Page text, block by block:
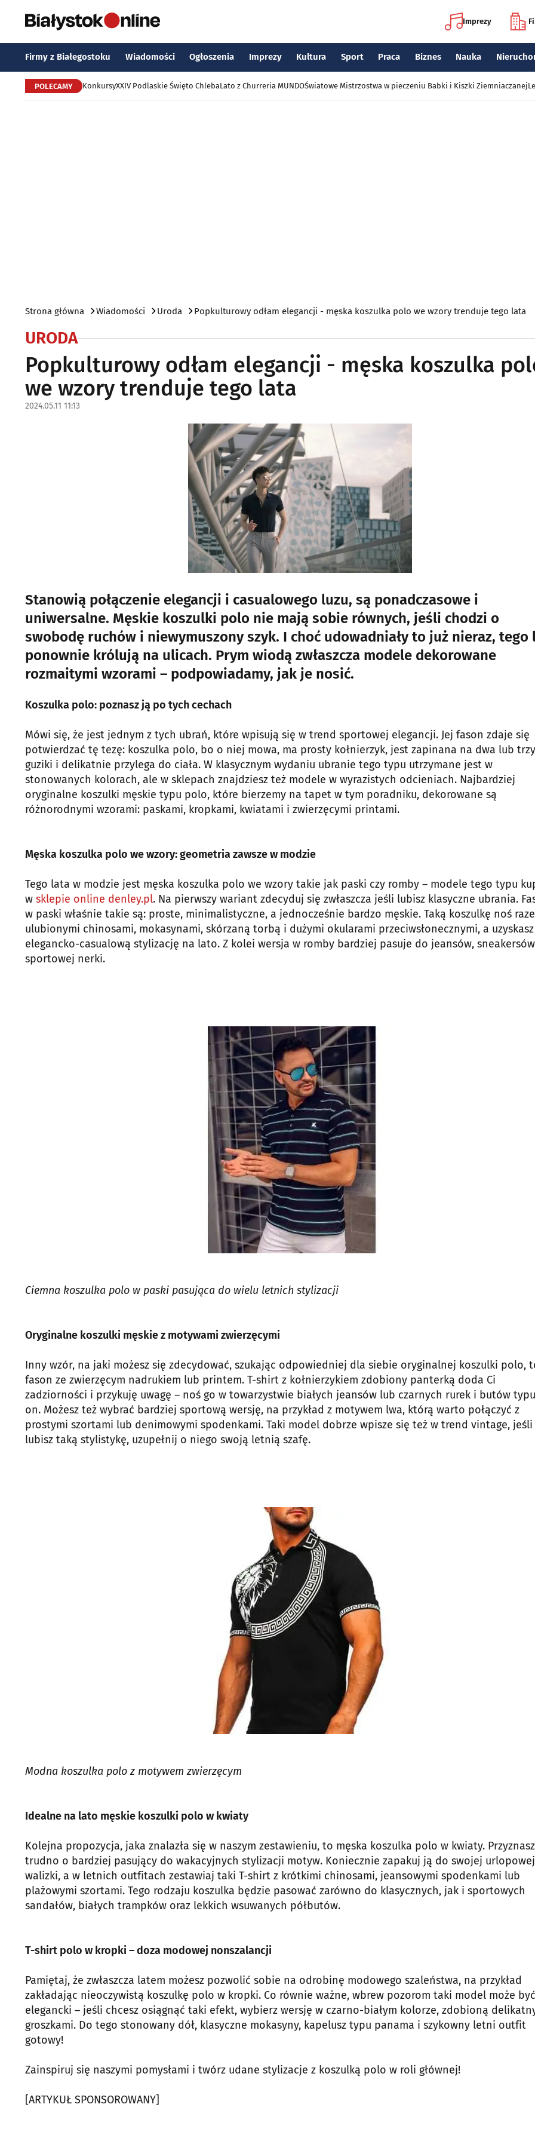
Imprezy
Firmy z Białegostoku Wiadomości Ogłoszenia Imprezy Kultura Sport Praca Biznes Nauka
POLECAMY KonkursyXXIV Podlaskie Święto ChlebaLato z Churreria MUNDOŚwiatowe Mistrzostwa w pieczeniu Babki i Kiszki Ziemniaczanej
Strona główna Wiadomości Uroda Popkulturowy odłam elegancji - męska koszulka polo we wzory trenduje tego lata
URODA
Popkulturowy odłam elegancji - męska koszulka
we wzory trenduje tego lata
2024.05.11 11:13
Stanowią połączenie elegancji i casualowego luzu, są ponadczasowe i
uniwersalne. Męskie koszulki polo nie mają sobie równych, jeśli chodzi o
swobodę ruchów i niewymuszony szyk. I choć udowadniały to już nieraz, tego
ponownie królują na ulicach. Prym wiodą zwłaszcza modele dekorowane
rozmaitymi wzorami – podpowiadamy, jak je nosić.
Koszulka polo: poznasz ją po tych cechach
Mówi się, że jest jednym z tych ubrań, które wpisują się w trend sportowej elegancji. Jej fason zdaje się
potwierdzać tę tezę: koszulka polo, bo o niej mowa, ma prosty kołnierzyk, jest zapinana na dwa lub trzy
guziki i delikatnie przylega do ciała. W klasycznym wydaniu ubranie tego typu utrzymane jest w
stonowanych kolorach, ale w sklepach znajdziesz też modele w wyrazistych odcieniach. Najbardziej
oryginalne koszulki męskie typu polo, które bierzemy na tapet w tym poradniku, dekorowane są
różnorodnymi wzorami: paskami, kropkami, kwiatami i zwierzęcymi printami.
Męska koszulka polo we wzory: geometria zawsze w modzie
Tego lata w modzie jest męska koszulka polo we wzory takie jak paski czy romby – modele tego typu
w sklepie online denley.pl. Na pierwszy wariant zdecyduj się zwłaszcza jeśli lubisz klasyczne ubrania.
w paski właśnie takie są: proste, minimalistyczne, a jednocześnie bardzo męskie. Taką koszulkę noś
ulubionymi chinosami, mokasynami, skórzaną torbą i dużymi okularami przeciwsłonecznymi, a uzyskasz
elegancko-casualową stylizację na lato. Z kolei wersja w romby bardziej pasuje do jeansów,
sportowej nerki.
Ciemna koszulka polo w paski pasująca do wielu letnich stylizacji
Oryginalne koszulki męskie z motywami zwierzęcymi
Inny wzór, na jaki możesz się zdecydować, szukając odpowiedniej dla siebie oryginalnej koszulki polo,
fason ze zwierzęcym nadrukiem lub printem. T-shirt z kołnierzykiem zdobiony panterką doda Ci
zadziorności i przykuję uwagę – noś go w towarzystwie białych jeansów lub czarnych rurek i butów
on. Możesz też wybrać bardziej sportową wersję, na przykład z motywem lwa, którą warto połączyć z
prostymi szortami lub denimowymi spodenkami. Taki model dobrze wpisze się też w trend vintage, jeśli
lubisz taką stylistykę, uzupełnij o niego swoją letnią szafę.
Modna koszulka polo z motywem zwierzęcym
Idealne na lato męskie koszulki polo w kwiaty
Kolejna propozycja, jaka znalazła się w naszym zestawieniu, to męska koszulka polo w kwiaty.
trudno o bardziej pasujący do wakacyjnych stylizacji motyw. Koniecznie zapakuj ją do swojej urlopowej
walizki, a w letnich outfitach zestawiaj taki T-shirt z krótkimi chinosami, jeansowymi spodenkami lub
plażowymi szortami. Tego rodzaju koszulka będzie pasować zarówno do klasycznych, jak i sportowych
sandałów, białych trampków oraz lekkich wsuwanych półbutów.
T-shirt polo w kropki – doza modowej nonszalancji
Pamiętaj, że zwłaszcza latem możesz pozwolić sobie na odrobinę modowego szaleństwa, na przykład
zakładając nieoczywistą koszulkę polo w kropki. Co równie ważne, wbrew pozorom taki model może
elegancki – jeśli chcesz osiągnąć taki efekt, wybierz wersję w czarno-białym kolorze, zdobioną
groszkami. Do tego stonowany dół, klasyczne mokasyny, kapelusz typu panama i szykowny letni outfit
gotowy!
Zainspiruj się naszymi pomysłami i twórz udane stylizacje z koszulką polo w roli głównej!
[ARTYKUŁ SPONSOROWANY]